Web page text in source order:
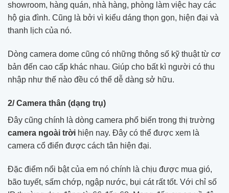
showroom, hàng quán, nhà hàng, phòng làm việc hay các
hộ gia đình. Cũng là bởi vì kiểu dáng thọn gọn, hiện đại và
thanh lịch của nó.
Dòng camera dome cũng có những thông số kỹ thuật từ cơ
bản đến cao cấp khác nhau. Giúp cho bất kì người có thu
nhập như thế nào đều có thể dễ dàng sở hữu.
2/ Camera thân (dạng trụ)
Đây cũng chính là dòng camera phổ biến trong thị trường
camera ngoài trời hiện nay. Đây có thể được xem là
camera cổ điển được cách tân hiện đại.
Đặc điểm nổi bật của em nó chính là chịu được mua gió,
bão tuyết, sấm chớp, ngập nước, bụi cát rất tốt. Với chỉ số